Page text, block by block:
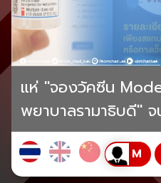
แห่ "จองวัคซีน
พยาบาลรามาธิบดี" จ